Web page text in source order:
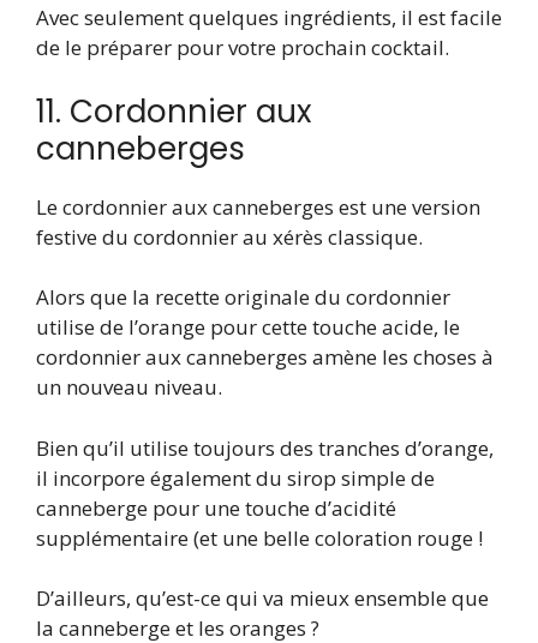
Avec seulement quelques ingrédients, il est facile
de le préparer pour votre prochain cocktail.
11. Cordonnier aux
canneberges
Le cordonnier aux canneberges est une version
festive du cordonnier au xérès classique.
Alors que la recette originale du cordonnier
utilise de l’orange pour cette touche acide, le
cordonnier aux canneberges amène les choses à
un nouveau niveau.
Bien qu’il utilise toujours des tranches d’orange,
il incorpore également du sirop simple de
canneberge pour une touche d’acidité
supplémentaire (et une belle coloration rouge !
D’ailleurs, qu’est-ce qui va mieux ensemble que
la canneberge et les oranges ?